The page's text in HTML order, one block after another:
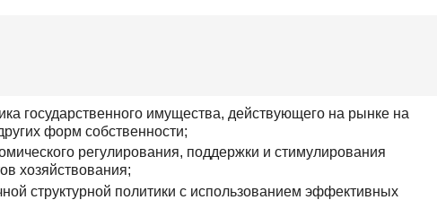
государственного имущества, действующего на рынке на
форм собственности;
регулирования, поддержки и стимулирования
хозяйствования;
структурной политики с использованием эффективных